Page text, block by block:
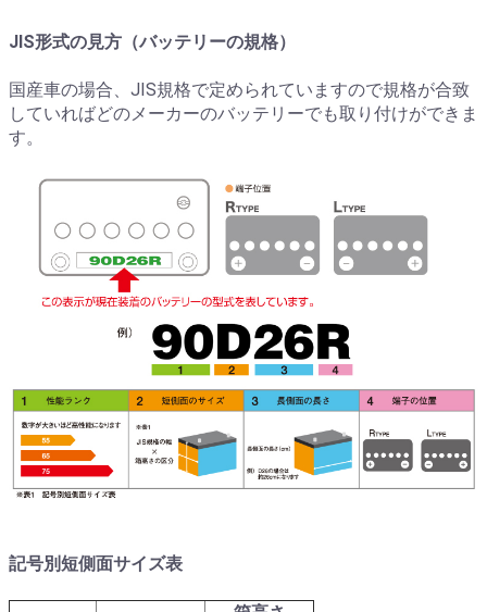
JIS形式の見方（バッテリーの規格）
国産車の場合、JIS規格で定められていますので規格が合致
していればどのメーカーのバッテリーでも取り付けができま
す。
記号別短側面サイズ表